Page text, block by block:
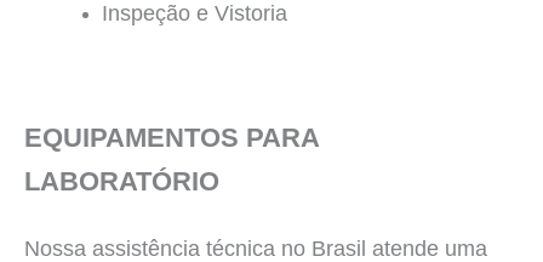
Inspeção e Vistoria
EQUIPAMENTOS PARA
LABORATÓRIO
Nossa assistência técnica no Brasil atende uma